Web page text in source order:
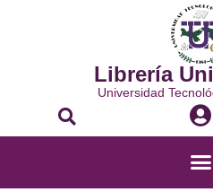
Librería
Universidad
Buscar